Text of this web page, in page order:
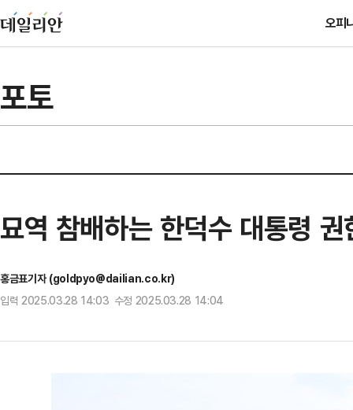
오피
포토
묘역 참배하는 한덕수 대통령
홍금표기자 (goldpyo@dailian.co.kr)
입력 2025.03.28 14:03 수정 2025.03.28 14:04